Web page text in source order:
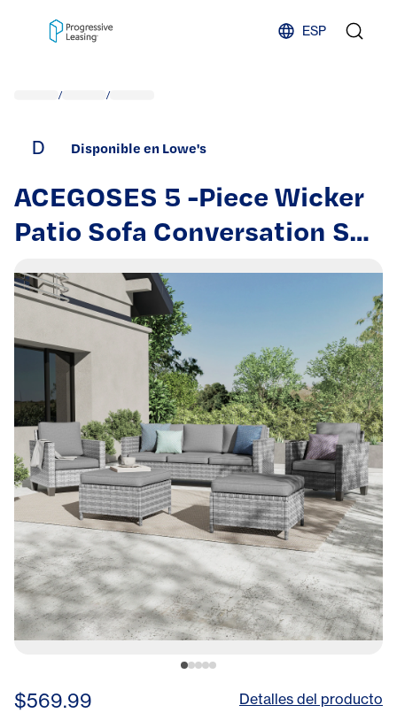
ESP
/ /
D Disponible en Lowe's
ACEGOSES 5 -Piece Wicker
Patio Sofa Conversation Set
with Gray Cushions | LW-
F700BGY
$569.99 Detalles del producto